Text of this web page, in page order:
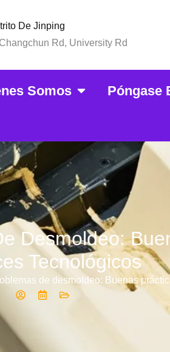
De Jinping
Rd, University Rd
Somos
Póngase
Desmoldeo:
Tecnológicos
de desmoldeo: Buenas